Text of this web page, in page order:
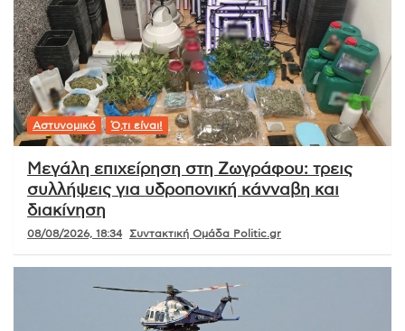
Αστυνομικό Ό,τι είναι!
Μεγάλη επιχείρηση στη Ζωγράφου: τρεις
συλλήψεις για υδροπονική κάνναβη και
διακίνηση
08/08/2026, 18:34 Συντακτική Ομάδα Politic.gr